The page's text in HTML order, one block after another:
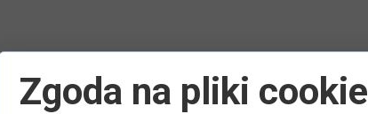
Zgoda na pliki cookie